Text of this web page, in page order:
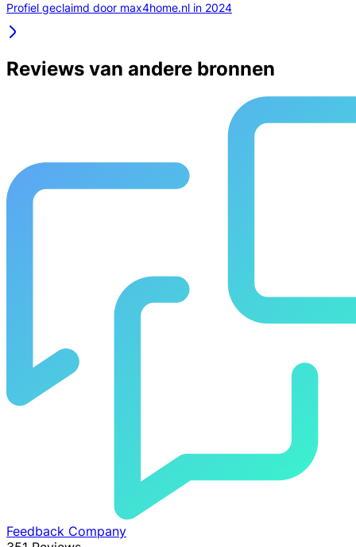
Profiel geclaimd door max4home.nl in 2024
Reviews van andere bronnen
Feedback Company